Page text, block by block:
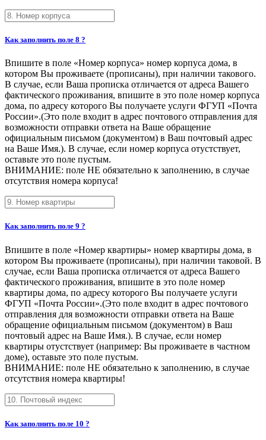
Как заполнить поле 8 ?
Впишите в поле «Номер корпуса» номер корпуса дома, в
котором Вы проживаете (прописаны), при наличии такового.
В случае, если Ваша прописка отличается от адреса Вашего
фактического проживания, впишите в это поле номер корпуса
дома, по адресу которого Вы получаете услуги ФГУП «Почта
России».(Это поле входит в адрес почтового отправления для
возможности отправки ответа на Ваше обращение
официальным письмом (документом) в Ваш почтовый адрес
на Ваше Имя.). В случае, если номер корпуса отустствует,
оставьте это поле пустым.
ВНИМАНИЕ: поле НЕ обязательно к заполнению, в случае
отсутствия номера корпуса!
Как заполнить поле 9 ?
Впишите в поле «Номер квартиры» номер квартиры дома, в
котором Вы проживаете (прописаны), при наличии таковой. В
случае, если Ваша прописка отличается от адреса Вашего
фактического проживания, впишите в это поле номер
квартиры дома, по адресу которого Вы получаете услуги
ФГУП «Почта России».(Это поле входит в адрес почтового
отправления для возможности отправки ответа на Ваше
обращение официальным письмом (документом) в Ваш
почтовый адрес на Ваше Имя.). В случае, если номер
квартиры отустствует (например: Вы проживаете в частном
доме), оставьте это поле пустым.
ВНИМАНИЕ: поле НЕ обязательно к заполнению, в случае
отсутствия номера квартиры!
Как заполнить поле 10 ?